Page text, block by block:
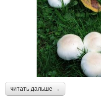
читать дальше →